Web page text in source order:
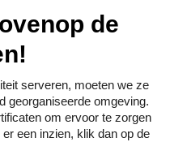
de
serveren, moeten we ze
georganiseerde omgeving.
om ervoor te zorgen
een inzien, klik dan op de